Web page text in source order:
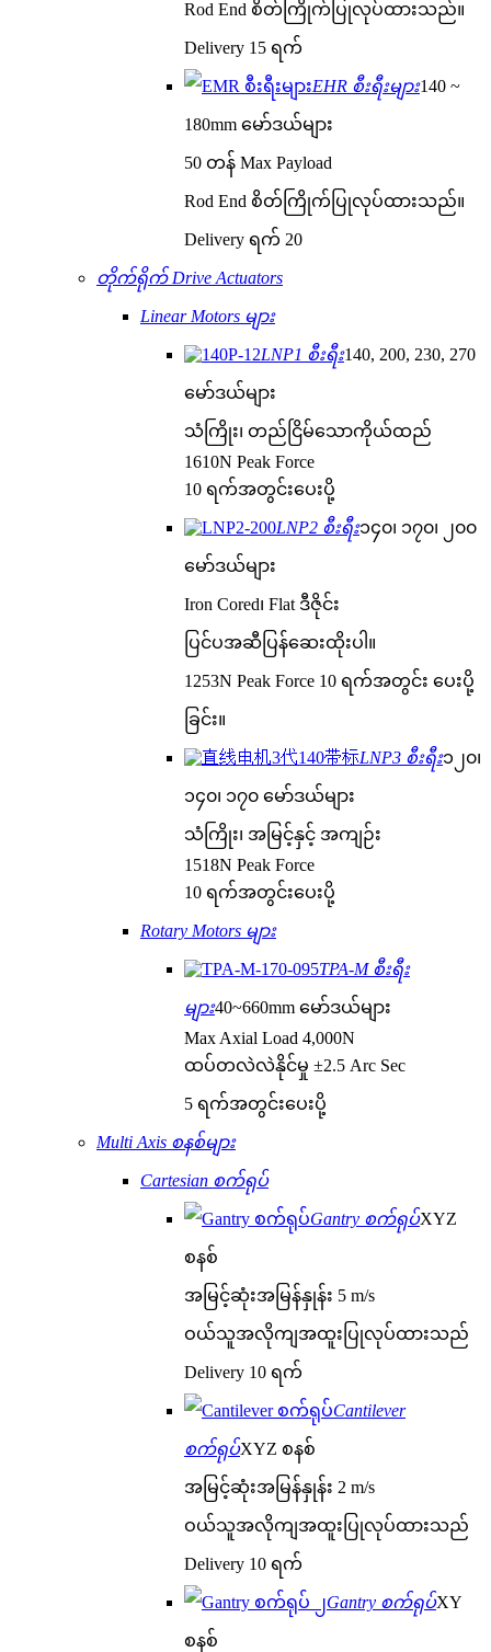
Rod End စိတ်ကြိုက်ပြုလုပ်ထားသည်။
Delivery 15 ရက်
EHR စီးရီးများ140 ~
180mm မော်ဒယ်များ
50 တန် Max Payload
Rod End စိတ်ကြိုက်ပြုလုပ်ထားသည်။
Delivery ရက် 20
တိုက်ရိုက် Drive Actuators
Linear Motors များ
LNP1 စီးရီး140, 200, 230, 270
မော်ဒယ်များ
သံကြိုး၊ တည်ငြိမ်သောကိုယ်ထည်
1610N Peak Force
10 ရက်အတွင်းပေးပို့
LNP2 စီးရီး၁၄၀၊ ၁၇၀၊ ၂၀၀
မော်ဒယ်များ
Iron Cored၊ Flat ဒီဇိုင်း
ပြင်ပအဆီပြန်ဆေးထိုးပါ။
1253N Peak Force 10 ရက်အတွင်း ပေးပို့
ခြင်း။
LNP3 စီးရီး၁၂၀၊
၁၄၀၊ ၁၇၀ မော်ဒယ်များ
သံကြိုး၊ အမြင့်နှင့် အကျဉ်း
1518N Peak Force
10 ရက်အတွင်းပေးပို့
Rotary Motors များ
TPA-M စီးရီး
များ40~660mm မော်ဒယ်များ
Max Axial Load 4,000N
ထပ်တလဲလဲနိုင်မှု ±2.5 Arc Sec
5 ရက်အတွင်းပေးပို့
Multi Axis စနစ်များ
Cartesian စက်ရုပ်
Gantry စက်ရုပ်XYZ
စနစ်
အမြင့်ဆုံးအမြန်နှုန်း 5 m/s
ဝယ်သူအလိုကျအထူးပြုလုပ်ထားသည်
Delivery 10 ရက်
Cantilever
စက်ရုပ်XYZ စနစ်
အမြင့်ဆုံးအမြန်နှုန်း 2 m/s
ဝယ်သူအလိုကျအထူးပြုလုပ်ထားသည်
Delivery 10 ရက်
Gantry စက်ရုပ်XY
စနစ်